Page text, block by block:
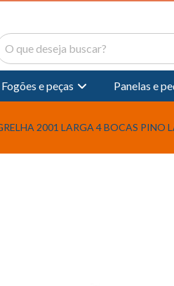
Fogões e peças Panelas e
2001 LARGA 4 BOCAS PINO